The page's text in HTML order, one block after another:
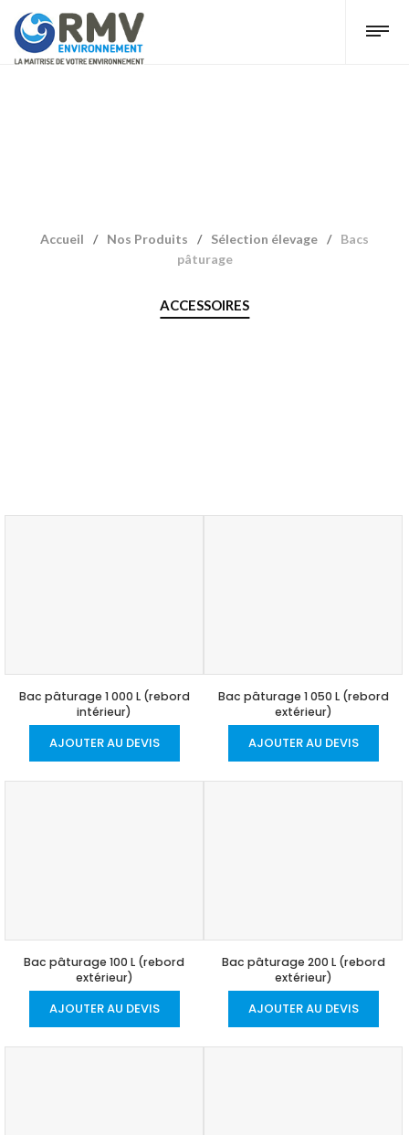
Accueil / Nos Produits / Sélection élevage / Bacs
pâturage
ACCESSOIRES
Bac pâturage 1 000 L (rebord
intérieur)
AJOUTER AU DEVIS
Bac pâturage 1 050 L (rebord
extérieur)
AJOUTER AU DEVIS
Bac pâturage 100 L (rebord
extérieur)
AJOUTER AU DEVIS
Bac pâturage 200 L (rebord
extérieur)
AJOUTER AU DEVIS